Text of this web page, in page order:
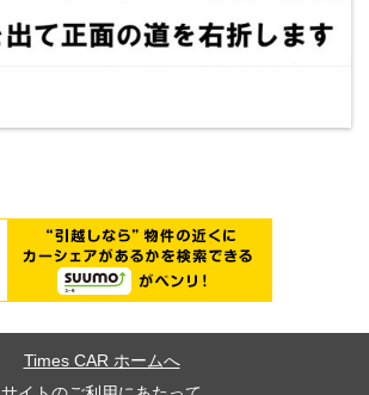
Times CAR ホームへ